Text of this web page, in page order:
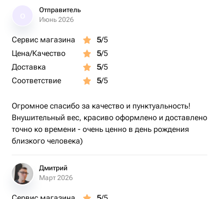
Отправитель
Июнь 2026
Сервис магазина 5/5
Цена/Качество
5/5
Доставка
5/5
Соответствие
5/5
Огромное спасибо за качество и пунктуальность!
Внушительный вес, красиво оформлено и доставлено
точно ко времени - очень ценно в день рождения
близкого человека)
Дмитрий
Март 2026